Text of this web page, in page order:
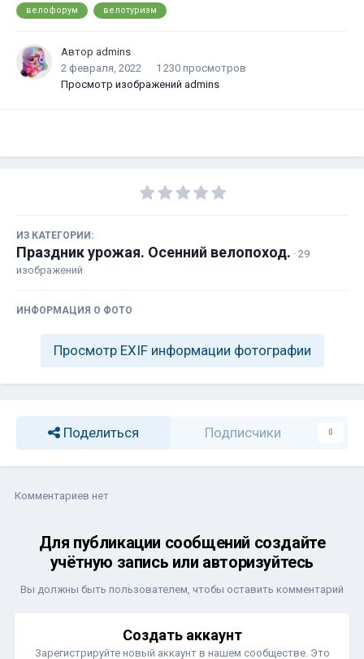
велофорум велотуризм
Автор admins
2 февраля, 2022
1 230 просмотров
Просмотр изображений admins
ИЗ КАТЕГОРИИ:
Праздник урожая. Осенний велопоход. · 29
изображений
ИНФОРМАЦИЯ О ФОТО
Просмотр EXIF информации фотографии
Поделиться Подписчики 0
Комментариев нет
Для публикации сообщений создайте
учётную запись или авторизуйтесь
Вы должны быть пользователем, чтобы оставить комментарий
Создать аккаунт
Зарегистрируйте новый аккаунт в нашем сообществе. Это